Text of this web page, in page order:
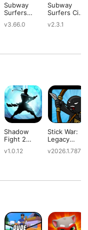
Subway
Surfers
v3.66.0
Subway
Surfers City
v2.3.1
Shadow
Fight 2
Edition
v1.0.12
Stick War:
Legacy
v2026.1.787